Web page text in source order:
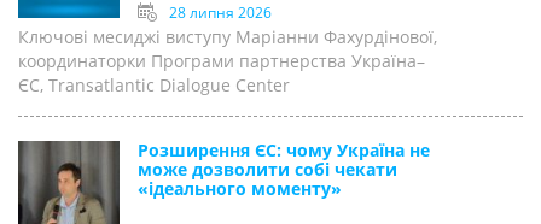
28 липня 2026
Ключові месиджі виступу Маріанни Фахурдінової,
координаторки Програми партнерства Україна–
ЄС, Transatlantic Dialogue Center
Розширення ЄС: чому Україна не
може дозволити собі чекати
«ідеального моменту»